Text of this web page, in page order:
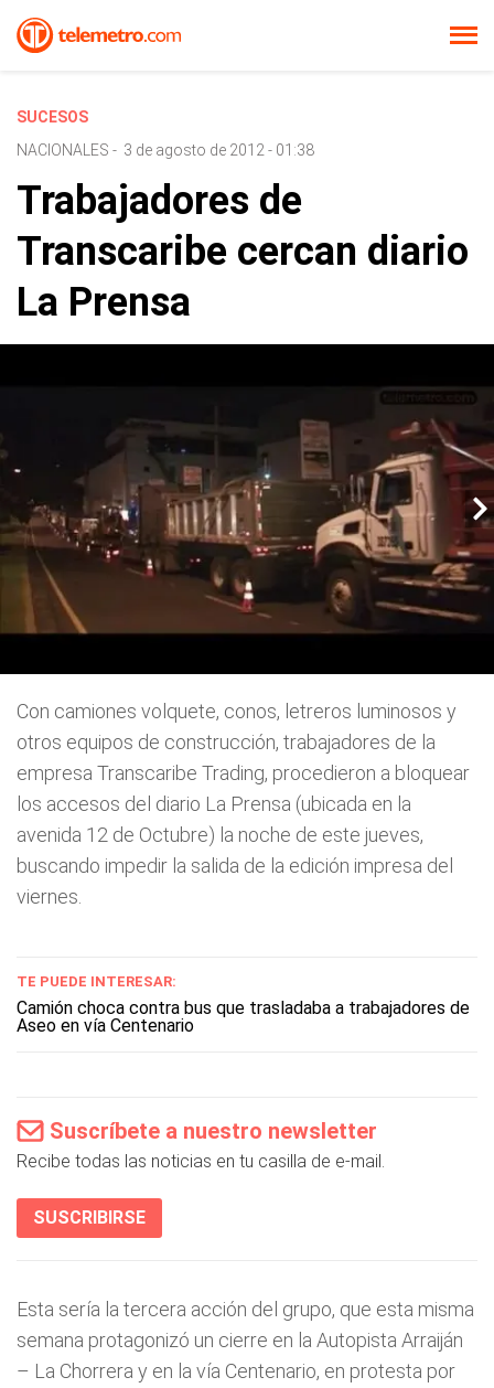
SUCESOS
NACIONALES - 3 de agosto de 2012 - 01:38
Trabajadores de
Transcaribe cercan diario
La Prensa
Con camiones volquete, conos, letreros luminosos y
otros equipos de construcción, trabajadores de la
empresa Transcaribe Trading, procedieron a bloquear
los accesos del diario La Prensa (ubicada en la
avenida 12 de Octubre) la noche de este jueves,
buscando impedir la salida de la edición impresa del
viernes.
TE PUEDE INTERESAR:
Camión choca contra bus que trasladaba a trabajadores de
Aseo en vía Centenario
Suscríbete a nuestro newsletter
Recibe todas las noticias en tu casilla de e-mail.
SUSCRIBIRSE
Esta sería la tercera acción del grupo, que esta misma
semana protagonizó un cierre en la Autopista Arraiján
– La Chorrera y en la vía Centenario, en protesta por